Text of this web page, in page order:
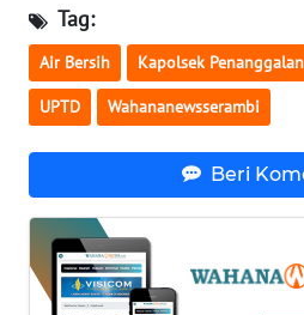
Tag:
Air Bersih Kapolsek Penanggalan
UPTD Wahananewsserambi
Beri
WN
LAMPUNG
WN
JATENG
NUSANTARA
WN
JOGJA